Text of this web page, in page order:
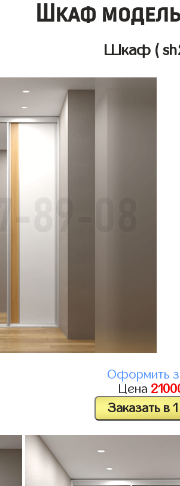
Шкаф
Шкаф (
Оформить
Цена
Заказать в 1